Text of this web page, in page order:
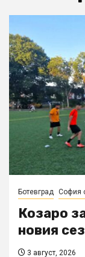
Ботевград София
Козаро
новия
3 август, 2026